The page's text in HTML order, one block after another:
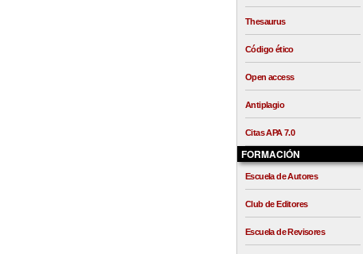
Thesaurus
Código ético
Open access
Antiplagio
Citas APA 7.0
FORMACIÓN
Escuela de Autores
Club de Editores
Escuela de Revisores